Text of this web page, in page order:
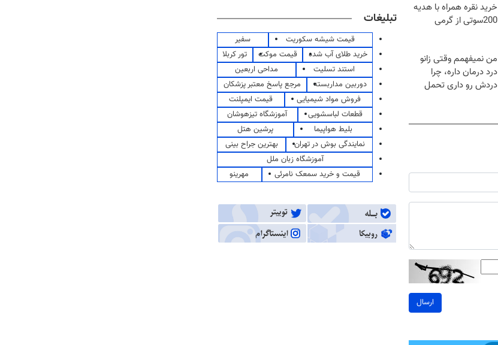
خرید نقره همراه با هدیه
200سوتی از گرمی
من نمیفهمم وقتی زانو
درد درمان داره، چرا
دردش رو داری تحمل
ارسال
تبلیغات
قیمت شیشه سکوریت
سفیر
خرید طلای آب شده
قیمت موکت
تور کربلا
استند تسلیت
مداحی اربعین
دوربین مداربسته
مرجع پاسخ معتبر پزشکان
فروش مواد شیمیایی
قیمت ایمپلنت
قطعات لباسشویی
آموزشگاه تیزهوشان
بلیط هواپیما
پرشین هتل
نمایندگی بوش در تهران
بهترین جراح بینی
آموزشگاه زبان ملل
قیمت و خرید سمعک نامرئی
مهرینو